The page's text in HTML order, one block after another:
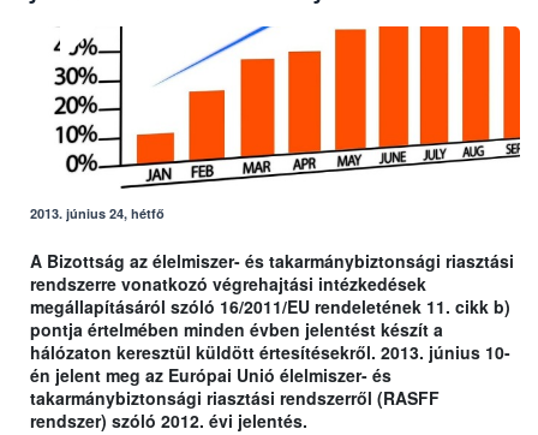
2013. június 24, hétfő
A Bizottság az élelmiszer- és takarmánybiztonsági riasztási
rendszerre vonatkozó végrehajtási intézkedések
megállapításáról szóló 16/2011/EU rendeletének 11. cikk b)
pontja értelmében minden évben jelentést készít a
hálózaton keresztül küldött értesítésekről. 2013. június 10-
én jelent meg az Európai Unió élelmiszer- és
takarmánybiztonsági riasztási rendszerről (RASFF
rendszer) szóló 2012. évi jelentés.